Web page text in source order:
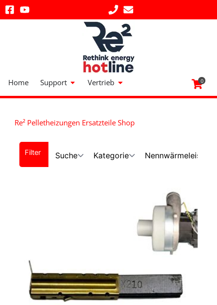
Zum
Inhalt
Home Support Öffne Support
Vertrieb Öffne Vertrieb 0
Re² Pelletheizungen Ersatzteile Shop
Suche Kategorie Nennwärmeleistung